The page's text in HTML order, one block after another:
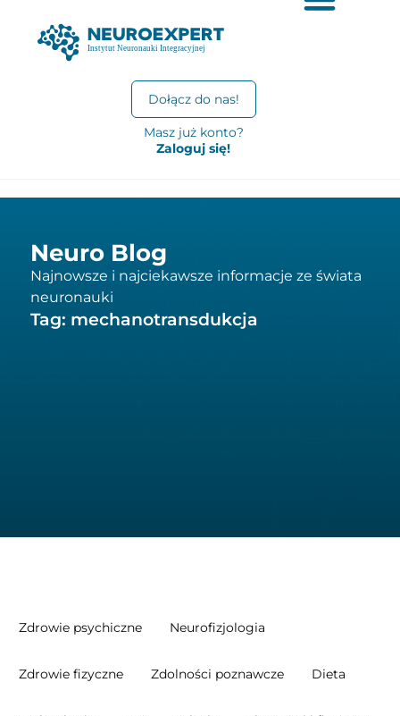
Dołącz do nas!
Masz już konto?
Zaloguj się!
Neuro Blog
Najnowsze i najciekawsze informacje ze świata
neuronauki
Tag: mechanotransdukcja
Zdrowie psychiczne Neurofizjologia
Zdrowie fizyczne Zdolności poznawcze Dieta